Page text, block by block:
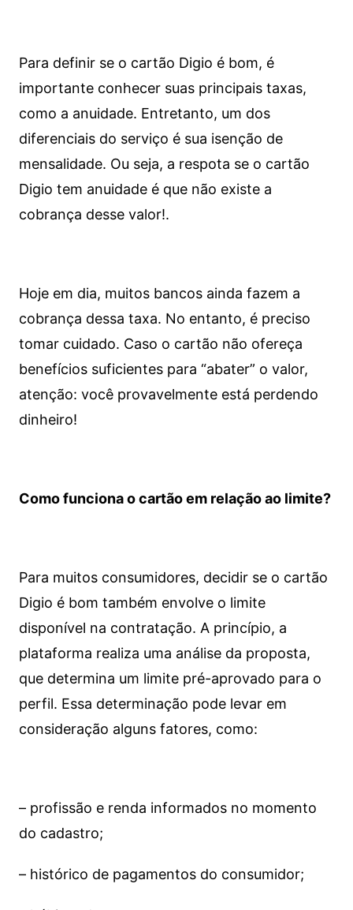
Para definir se o cartão Digio é bom, é
importante conhecer suas principais taxas,
como a anuidade. Entretanto, um dos
diferenciais do serviço é sua isenção de
mensalidade. Ou seja, a respota se o cartão
Digio tem anuidade é que não existe a
cobrança desse valor!.
Hoje em dia, muitos bancos ainda fazem a
cobrança dessa taxa. No entanto, é preciso
tomar cuidado. Caso o cartão não ofereça
benefícios suficientes para “abater” o valor,
atenção: você provavelmente está perdendo
dinheiro!
Como funciona o cartão em relação ao limite?
Para muitos consumidores, decidir se o cartão
Digio é bom também envolve o limite
disponível na contratação. A princípio, a
plataforma realiza uma análise da proposta,
que determina um limite pré-aprovado para o
perfil. Essa determinação pode levar em
consideração alguns fatores, como:
– profissão e renda informados no momento
do cadastro;
– histórico de pagamentos do consumidor;